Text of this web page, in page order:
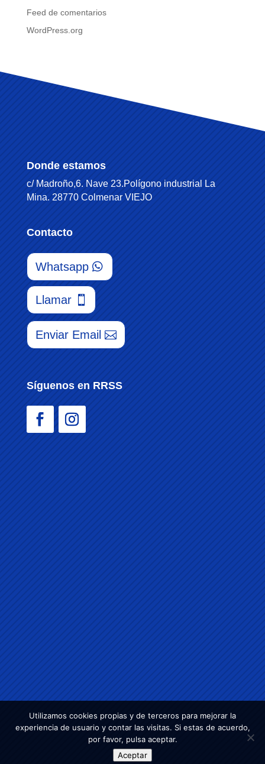
Feed de comentarios
WordPress.org
Donde estamos
c/ Madroño,6. Nave 23.Polígono industrial La
Mina. 28770 Colmenar VIEJO
Contacto
Whatsapp
Llamar
Enviar Email
Síguenos en RRSS
Utilizamos cookies propias y de terceros para mejorar la
experiencia de usuario y contar las visitas. Si estas de acuerdo,
por favor, pulsa aceptar.
Aceptar